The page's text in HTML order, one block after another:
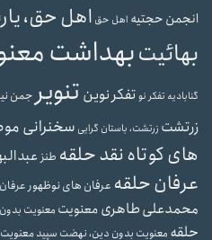
انجمن حجتیه اهل حق اهل حق،
بهائیتبهداشت
گنابادیه تفکر نوتفکر نوین تنویر جمن
زرتشت زرتشت، باستان گرایی سخنرانی
های کوتاه نقد حلقه طنز
عرفان حلقه عرفان های نوظهور
محمدعلی طاهریمعنویت معنویت
حلقه معنویت بدون دین، نهضت سپید